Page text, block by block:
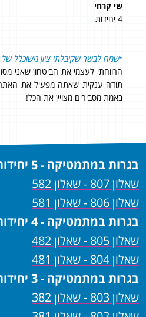
שי קרחי
4 יחידות
״שמח לבשר שקיבלתי ציון משוכלל של 98!!!״
הרווחתי לעצמי את הביטחון שאני
תודה ענקית שאתה מפעיל את האתר
באמת מסבירים מצויין את הכל!
בגרות במתמטיקה - 5 יחידות
שאלון 807 - שאלון 582
שאלון 806 - שאלון 581
בגרות במתמטיקה - 4 יחידות
שאלון 805 - שאלון 482
שאלון 804 - שאלון 481
בגרות במתמטיקה - 3 יחידות
שאלון 803 - שאלון 382